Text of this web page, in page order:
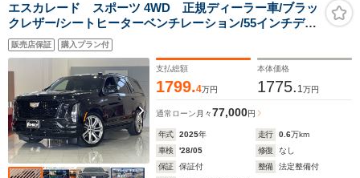
エスカレード スポーツ 4WD 正規ディーラー車/ブラッ
クレザー/シートヒーターベンチレーション/55インチディ
スプレイ/OP24インチAW/後席モニター/パノラマルーフ/
全周囲カメラ/エアサス/ナイトビジョン/ACC/デジタルイ
ンナーミラー/保証継承
販売店保証 購入プラン付
支払総額
1799.4万円
本体価格
1775. 1万円
通常ローン 月々77,000円
年式 2025年 走行 0.6万km
車検
'28/05 修復
なし
保証
保証付 整備
法定整備付